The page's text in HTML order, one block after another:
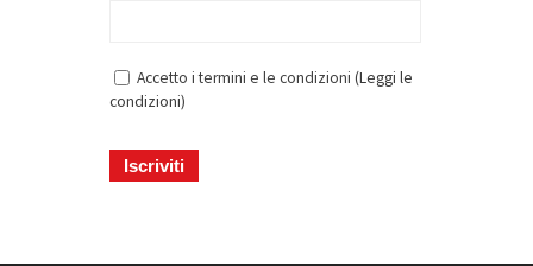
Accetto i termini e le condizioni (Leggi le
condizioni)